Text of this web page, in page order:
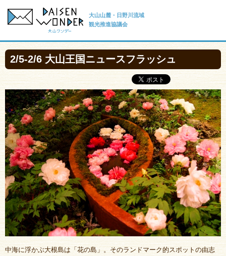
大山山麓・日野川流域
観光推進協議会
2/5-2/6 大山王国ニュースフラッシュ
中海に浮かぶ大根島は「花の島」。そのランドマーク的スポットの由志